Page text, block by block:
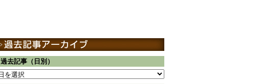
過去記事（日別）